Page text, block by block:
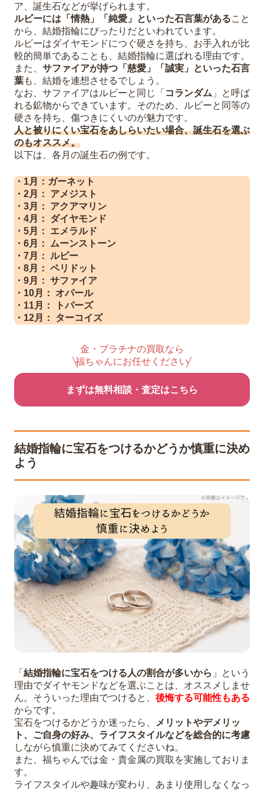
ア、誕生石などが挙げられます。
ルビーには「情熱」「純愛」といった石言葉があること
から、結婚指輪にぴったりだといわれています。
ルビーはダイヤモンドにつぐ硬さを持ち、お手入れが比
較的簡単であることも、結婚指輪に選ばれる理由です。
また、 サファイアが持つ「慈愛」「誠実」といった石言
葉も、結婚を連想させるでしょう。
なお、サファイアはルビーと同じ「 コランダム 」と呼ば
れる鉱物からできています。そのため、ルビーと同等の
硬さを持ち、傷つきにくいのが魅力です。
人と被りにくい宝石をあしらいたい場合、誕生石を選ぶ
のもオススメ。
以下は、各月の誕生石の例です。
・1月：ガーネット
・2月： アメジスト
・3月： アクアマリン
・4月： ダイヤモンド
・5月： エメラルド
・6月： ムーンストーン
・7月： ルビー
・8月： ペリドット
・9月： サファイア
・10月： オパール
・11月： トパーズ
・12月： ターコイズ
金・プラチナの買取なら
福ちゃんにお任せください
まずは無料相談・査定はこちら
結婚指輪に宝石をつけるかどうか慎重に決め
よう
「 結婚指輪に宝石をつける人の割合が多いから 」という
理由でダイヤモンドなどを選ぶことは、オススメしませ
ん。そういった理由でつけると、 後悔する可能性もある
からです。
宝石をつけるかどうか迷ったら、
メリットやデメリッ
ト、ご自身の好み、ライフスタイルなどを総合的に考慮
しながら慎重に決めてみてくださいね。
また、福ちゃんでは金・貴金属の買取を実施しておりま
す。
ライフスタイルや趣味が変わり、あまり使用しなくなっ